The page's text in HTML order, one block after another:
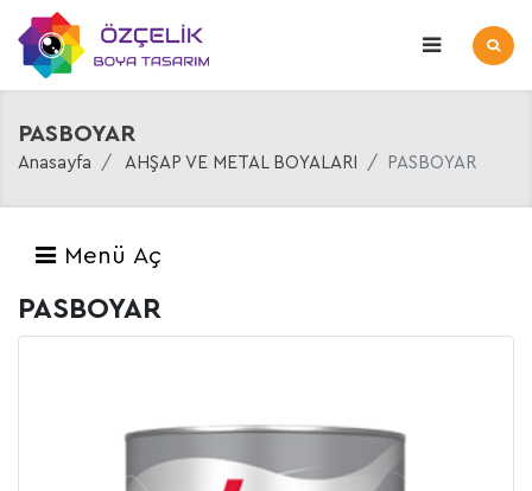
PASBOYAR
Anasayfa AHŞAP VE METAL BOYALARI PASBOYAR
Menü Aç
PASBOYAR